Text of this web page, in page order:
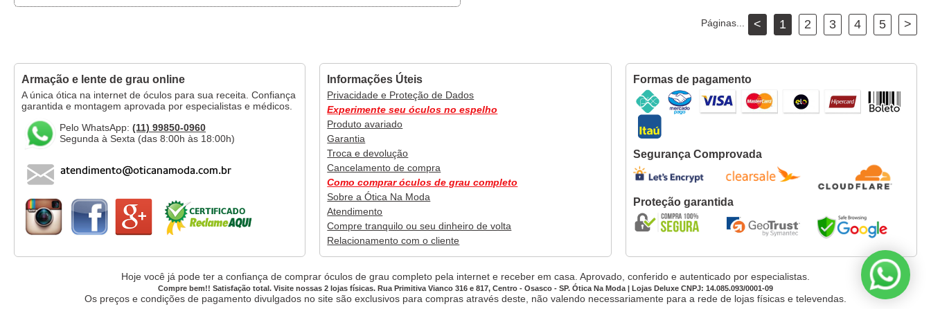
Páginas... < 1 2 3 4 5 >
Armação e lente de grau online
A única ótica na internet de óculos para sua receita. Confiança
garantida e montagem aprovada por especialistas e médicos.
Pelo WhatsApp: (11) 99850-0960
Segunda à Sexta (das 8:00h às 18:00h)
Informações Úteis
Privacidade e Proteção de Dados
Experimente seu óculos no espelho
Produto avariado
Garantia
Troca e devolução
Cancelamento de compra
Como comprar óculos de grau completo
Sobre a Ótica Na Moda
Atendimento
Compre tranquilo ou seu dinheiro de volta
Relacionamento com o cliente
Formas de pagamento
Segurança Comprovada
Proteção garantida
Hoje você já pode ter a confiança de comprar óculos de grau completo pela internet e receber em casa. Aprovado, conferido e autenticado por especialistas.
Compre bem!! Satisfação total. Visite nossas 2 lojas físicas. Rua Primitiva Vianco 316 e 817, Centro - Osasco - SP. Ótica Na Moda | Lojas Deluxe CNPJ: 14.085.093/0001-09
Os preços e condições de pagamento divulgados no site são exclusivos para compras através deste, não valendo necessariamente para a rede de lojas físicas e televendas.